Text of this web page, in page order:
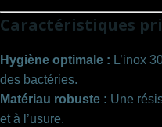
Caractéristiques
Hygiène optimale : L’inox
des bactéries.
Matériau robuste : Une
et à l’usure.